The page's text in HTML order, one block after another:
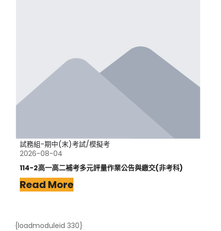
試務組-期中(末)考試/模擬考
2026-08-04
114-2高一高二補考多元評量作業公告與繳交(非考科)
Read More
{loadmoduleid 330}